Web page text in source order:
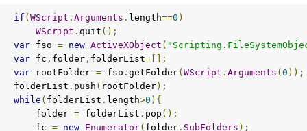
if ( WScript . Arguments . length==0 )
WScript . quit ();
var fso = new ActiveXObject (
var fc , folder , folderList=[];
var rootFolder = fso . getFolder( WScript . Arguments ( 0 ));
folderList . push ( rootFolder);
while ( folderList . length>0 ){
    folder
= folderList . pop ();
    fc
= new Enumerator( folder . SubFolders );